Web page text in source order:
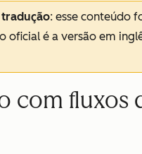
tradução: esse conteúdo
oficial é a versão em
com fluxos